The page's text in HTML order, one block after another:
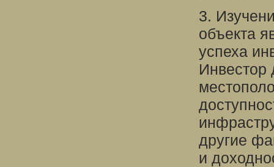
3.
объекта
успеха
Инвестор
другие
и